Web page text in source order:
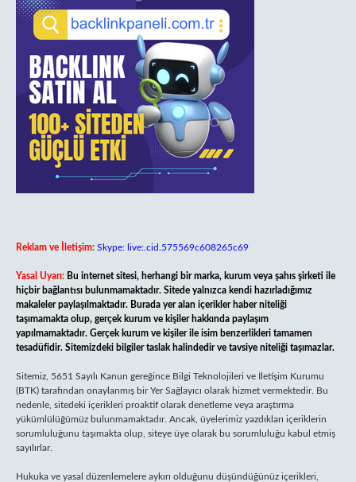
Reklam ve İletişim: Skype: live:.cid.575569c608265c69
Yasal Uyarı: Bu internet sitesi, herhangi bir marka, kurum veya şahıs şirketi ile
hiçbir bağlantısı bulunmamaktadır. Sitede yalnızca kendi hazırladığımız
makaleler paylaşılmaktadır. Burada yer alan içerikler haber niteliği
taşımamakta olup, gerçek kurum ve kişiler hakkında paylaşım
yapılmamaktadır. Gerçek kurum ve kişiler ile isim benzerlikleri tamamen
tesadüfidir. Sitemizdeki bilgiler taslak halindedir ve tavsiye niteliği taşımazlar.
Sitemiz, 5651 Sayılı Kanun gereğince Bilgi Teknolojileri ve İletişim Kurumu
(BTK) tarafından onaylanmış bir Yer Sağlayıcı olarak hizmet vermektedir. Bu
nedenle, sitedeki içerikleri proaktif olarak denetleme veya araştırma
yükümlülüğümüz bulunmamaktadır. Ancak, üyelerimiz yazdıkları içeriklerin
sorumluluğunu taşımakta olup, siteye üye olarak bu sorumluluğu kabul etmiş
sayılırlar.
Hukuka ve yasal düzenlemelere aykırı olduğunu düşündüğünüz içerikleri,